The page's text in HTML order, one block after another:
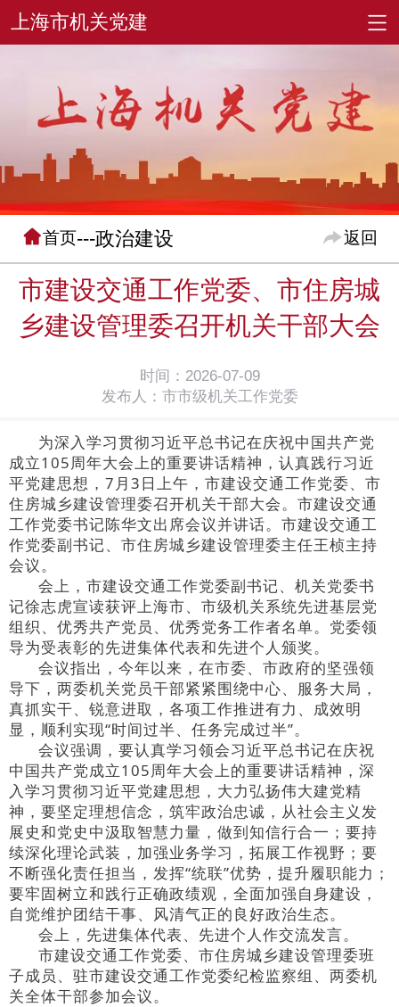
首页---政治建设 返回
市建设交通工作党委、市住房城
乡建设管理委召开机关干部大会
时间：2026-07-09
发布人：市市级机关工作党委
为深入学习贯彻习近平总书记在庆祝中国共产党
成立105周年大会上的重要讲话精神 ，认真践行习近
平党建思想，7月3日上午，市建设交通工作党委、市
住房城乡建设管理委召开机关干部大会。市建设交通
工作党委书记陈华文出席会议并讲话。市建设交通工
作党委副书记、市住房城乡建设管理委主任王桢主持
会议。
会上，市建设交通工作党委副书记、机关党委书
记徐志虎宣读获评上海市、市级机关系统先进基层党
组织、优秀共产党员、优秀党务工作者名单。党委领
导为受表彰的先进集体代表和先进个人颁奖。
会议指出，今年以来，在市委、市政府的坚强领
导下，两委机关党员干部紧紧围绕中心、服务大局，
真抓实干、锐意进取，各项工作推进有力、成效明
显，顺利实现“时间过半、任务完成过半”。
会议强调，要认真学习领会习近平总书记在庆祝
中国共产党成立105周年大会上的重要讲话精神，深
入学习贯彻习近平党建思想，大力弘扬伟大建党精
神，要坚定理想信念，筑牢政治忠诚，从社会主义发
展史和党史中汲取智慧力量，做到知信行合一；要持
续深化理论武装，加强业务学习，拓展工作视野；要
不断强化责任担当，发挥“统联”优势，提升履职能力；
要牢固树立和践行正确政绩观，全面加强自身建设，
自觉维护团结干事、风清气正的良好政治生态。
会上，先进集体代表、先进个人作交流发言。
市建设交通工作党委、市住房城乡建设管理委班
子成员、驻市建设交通工作党委纪检监察组、两委机
关全体干部参加会议。